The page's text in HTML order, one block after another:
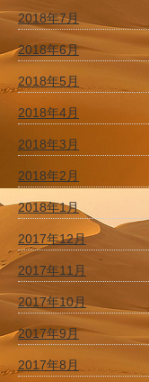
2018年7月
2018年6月
2018年5月
2018年4月
2018年3月
2018年2月
2018年1月
2017年12月
2017年11月
2017年10月
2017年9月
2017年8月